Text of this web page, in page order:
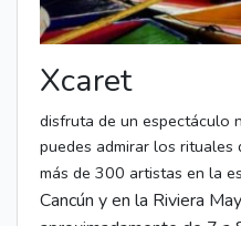
Xcaret
disfruta de un espectáculo
puedes admirar los
más de 300 artistas en la
Cancún y en la Riviera